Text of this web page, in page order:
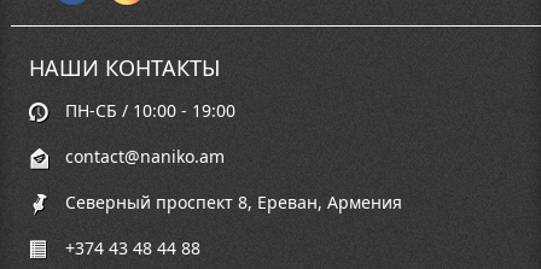
НАШИ КОНТАКТЫ
ПН-СБ / 10:00 - 19:00
contact@naniko.am
Северный проспект 8, Ереван, Армения
+374 43 48 44 88